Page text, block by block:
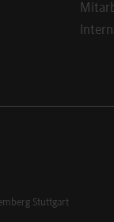
Stuttgart